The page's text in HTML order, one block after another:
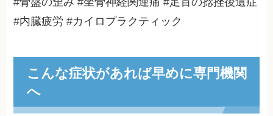
#内臓疲労 #カイロプラクティック
こんな症状があれば早めに専門機関
へ